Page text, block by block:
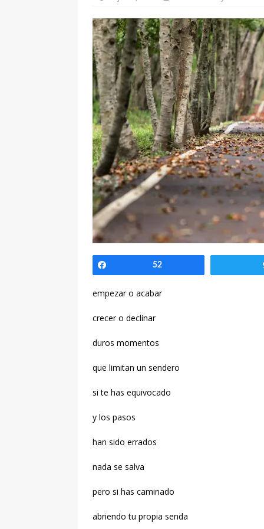
Primaria Prof. Heliodoro
52
empezar o acabar
crecer o declinar
duros momentos
que limitan un sendero
si te has equivocado
y los pasos
han sido errados
nada se salva
pero si has caminado
abriendo tu propia senda